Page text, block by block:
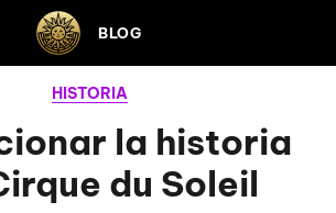
BLOG
HISTORIA
la historia
du Soleil